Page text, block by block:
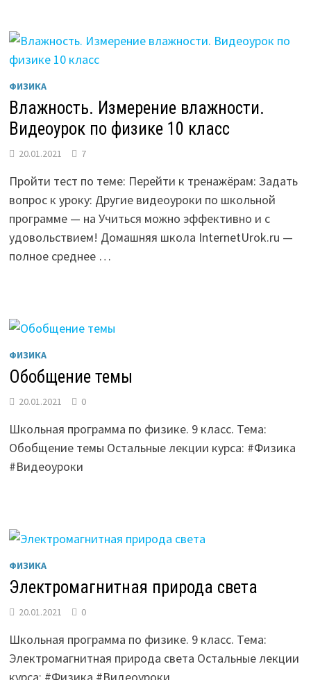
ФИЗИКА
Влажность. Измерение влажности.
Видеоурок по физике 10 класс
20.01.2021 7
Пройти тест по теме: Перейти к тренажёрам: Задать
вопрос к уроку: Другие видеоуроки по школьной
программе — на Учиться можно эффективно и с
удовольствием! Домашняя школа InternetUrok.ru —
полное среднее …
ФИЗИКА
Обобщение темы
20.01.2021 0
Школьная программа по физике. 9 класс. Тема:
Обобщение темы Остальные лекции курса: #Физика
#Видеоуроки
ФИЗИКА
Электромагнитная природа света
20.01.2021 0
Школьная программа по физике. 9 класс. Тема:
Электромагнитная природа света Остальные лекции